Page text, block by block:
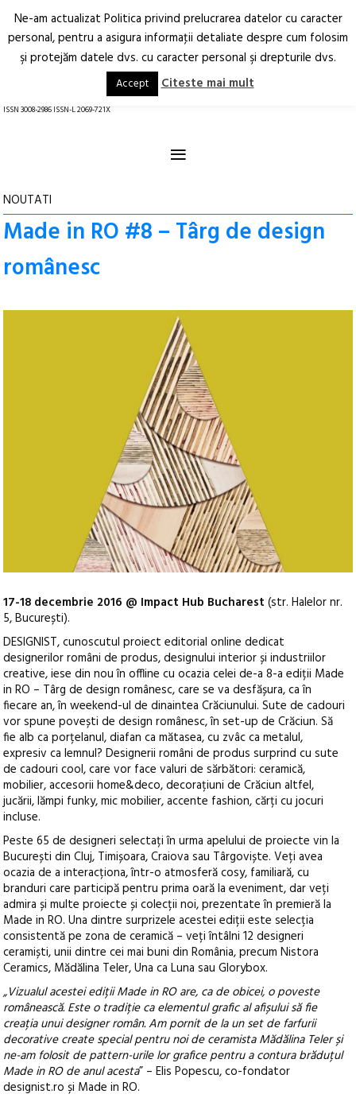
Arhitectură.
Oraș.
RO EN
ISSN 3008-2986 ISSN-L 2069-721X
≡
NOUTATI
Made in RO #8 – Târg de design
românesc
17-18 decembrie 2016 @ Impact Hub Bucharest (str. Halelor nr.
5, București).
DESIGNIST, cunoscutul proiect editorial online dedicat
designerilor români de produs, designului interior și industriilor
creative, iese din nou în offline cu ocazia celei de-a 8-a ediții Made
in RO – Târg de design românesc, care se va desfășura, ca în
fiecare an, în weekend-ul de dinaintea Crăciunului.Sute de cadouri
vor spune povești de design românesc, în set-up de Crăciun. Să
fie alb ca porțelanul, diafan ca mătasea, cu zvâc ca metalul,
expresiv ca lemnul? Designerii români de produs surprind cu sute
de cadouri cool, care vor face valuri de sărbători: ceramică,
mobilier, accesorii home&deco, decorațiuni de Crăciun altfel,
jucării, lămpi funky, mic mobilier, accente fashion, cărți cu jocuri
incluse.
Peste 65 de designeri selectați în urma apelului de proiecte vin la
București din Cluj, Timișoara, Craiova sau Târgoviște. Veți avea
ocazia de a interacționa, într-o atmosferă cosy, familiară, cu
branduri care participă pentru prima oară la eveniment, dar veți
admira și multe proiecte și colecții noi, prezentate în premieră la
Made in RO. Una dintre surprizele acestei ediții este selecția
consistentă pe zona de ceramică – veți întâlni 12 designeri
ceramiști, unii dintre cei mai buni din România, precum Nistora
Ceramics, Mădălina Teler, Una ca Luna sau Glorybox.
„Vizualul acestei ediții Made in RO are, ca de obicei, o poveste
românească. Este o tradiție ca elementul grafic al afișului să fie
creația unui designer român. Am pornit de la un set de farfurii
decorative create special pentru noi de ceramista Mădălina Teler și
ne-am folosit de pattern-urile lor grafice pentru a contura brăduțul
Made in RO de anul acesta” – Elis Popescu, co-fondator
designist.ro și Made in RO.
Ne-am actualizat Politica privind prelucrarea datelor cu caracter
personal, pentru a asigura informaţii detaliate despre cum folosim
şi protejăm datele dvs. cu caracter personal şi drepturile dvs.
Accept Citeste mai mult